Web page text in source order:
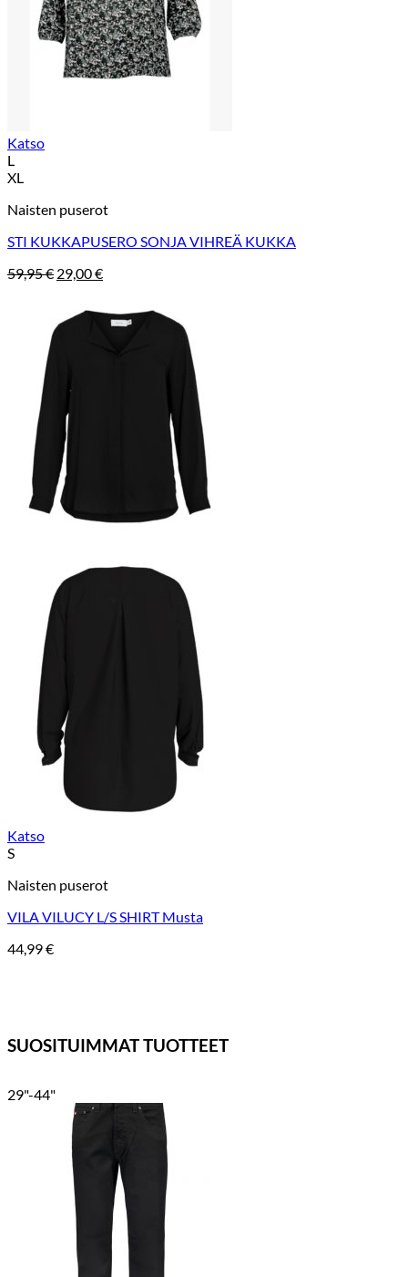
Katso
L
XL
Naisten puserot
STI KUKKAPUSERO SONJA VIHREÄ KUKKA
59,95€ Alkuperäinen
59,95 €.
29,00€Nykyinen
29,00 €.
Katso
S
Naisten puserot
VILA VILUCY L/S SHIRT Musta
44,99€
SUOSITUIMMAT TUOTTEET
29"-44"